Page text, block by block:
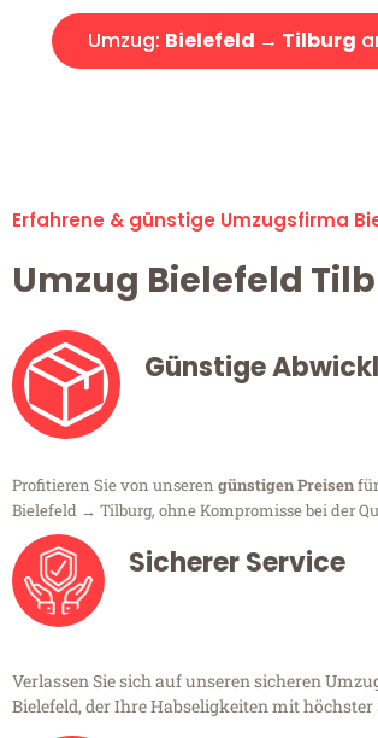
Umzug: Bielefeld → Tilburg
Erfahrene & günstige Umzugsfirma
Umzug Bielefeld
Günstige
Profitieren Sie von unseren günstigen Preisen
Bielefeld → Tilburg, ohne Kompromisse bei der
Sicherer Service
Verlassen Sie sich auf unseren sicheren
Bielefeld, der Ihre Habseligkeiten mit